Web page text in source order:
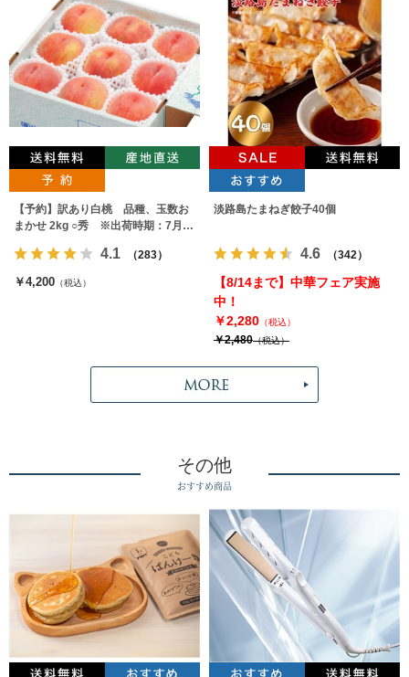
【予約】訳あり白桃 品種、玉数お
まかせ 2kg ○秀 ※出荷時期：7月下
4.1 （283）
￥4,200 （税込）
淡路島たまねぎ餃子40個
4.6 （342）
【8/14まで】中華フェア実施
中！
￥2,280 （税込）
￥2,480（税込）
その他
おすすめ商品